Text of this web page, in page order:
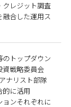
クレジット調査
融合した運用ス
のトップダウン
資戦略委員会
ナリスト部隊
的に活用
ンそれぞれに